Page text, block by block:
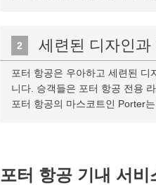
2 세련된 디자인과
포터 항공은 우아하고 세련된
니다. 승객들은 포터 항공 전용
포터 항공의 마스코트인 Porter
포터 항공 기내 서비